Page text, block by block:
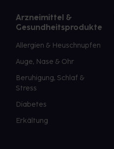
Arzneimittel &
Gesundheitsprodukte
Allergien & Heuschnupfen
Auge, Nase & Ohr
Beruhigung, Schlaf &
Stress
Diabetes
Erkältung